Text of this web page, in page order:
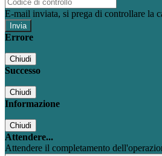
E-mail inviata, si prega di controllare la
Errore
Chiudi
Successo
Chiudi
Informazione
Chiudi
Attendere...
Attendere il completamento